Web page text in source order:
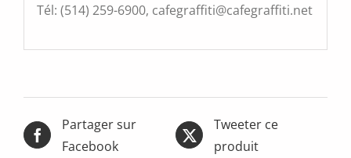
Tél: (514) 259-6900, cafegraffiti@cafegraffiti.net
Partager sur
Facebook
Tweeter ce
produit